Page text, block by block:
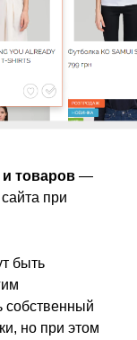
и товаров —
при
быть
собственный
но при этом